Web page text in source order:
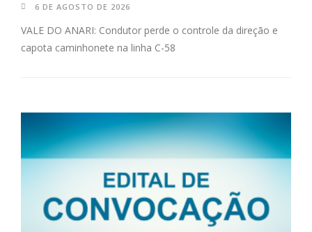
6 DE AGOSTO DE 2026
VALE DO ANARI: Condutor perde o controle da direção e
capota caminhonete na linha C-58